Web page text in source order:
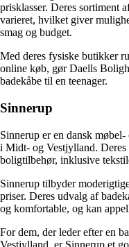
prisklasser. Deres sortiment
varieret, hvilket giver
smag og budget.
Med deres fysiske butikker
online køb, gør Daells
badekåbe til en teenager.
Sinnerup
Sinnerup er en dansk
i Midt- og Vestjylland.
boligtilbehør, inklusive
Sinnerup tilbyder
priser. Deres udvalg af
og komfortable, og kan
For dem, der leder efter en
Vestjylland, er Sinnerup et